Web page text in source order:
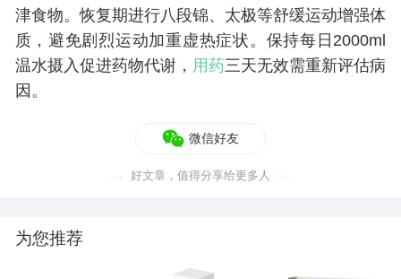
津食物。恢复期进行八段锦、太极等舒缓运动增强体
质，避免剧烈运动加重虚热症状。保持每日2000ml
温水摄入促进药物代谢， 用药三天无效需重新评估病
因。
微信好友
好文章，值得分享给更多人
为您推荐